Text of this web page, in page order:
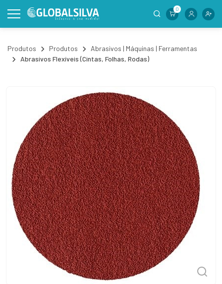
0
Produtos Produtos
Abrasivos | Máquinas | Ferramentas
Abrasivos Flexíveis (Cintas, Folhas, Rodas)